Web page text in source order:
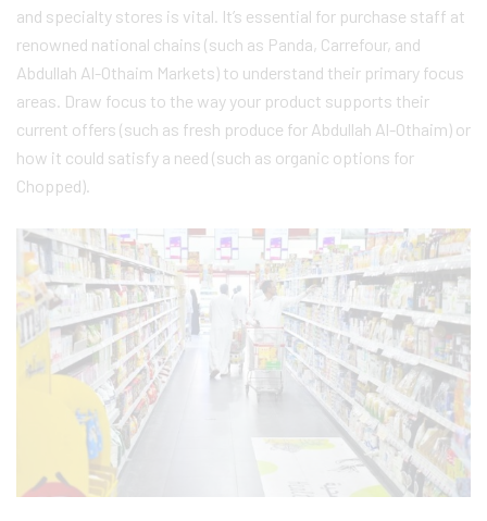
and specialty stores is vital. It’s essential for purchase staff at
renowned national chains (such as Panda, Carrefour, and
Abdullah Al-Othaim Markets) to understand their primary focus
areas. Draw focus to the way your product supports their
current offers (such as fresh produce for Abdullah Al-Othaim) or
how it could satisfy a need (such as organic options for
Chopped).